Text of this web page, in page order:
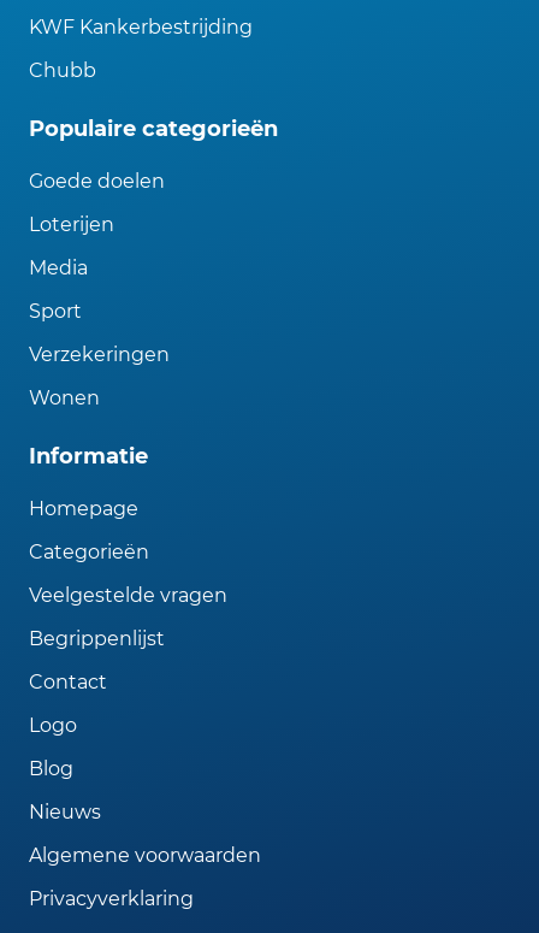
KWF Kankerbestrijding
Chubb
Populaire categorieën
Goede doelen
Loterijen
Media
Sport
Verzekeringen
Wonen
Informatie
Homepage
Categorieën
Veelgestelde vragen
Begrippenlijst
Contact
Logo
Blog
Nieuws
Algemene voorwaarden
Privacyverklaring